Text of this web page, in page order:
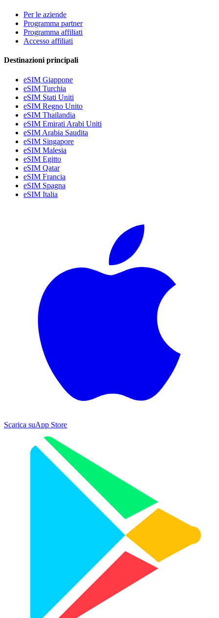
Per le aziende
Programma partner
Programma affiliati
Accesso affiliati
Destinazioni principali
eSIM Giappone
eSIM Turchia
eSIM Stati Uniti
eSIM Regno Unito
eSIM Thailandia
eSIM Emirati Arabi Uniti
eSIM Arabia Saudita
eSIM Singapore
eSIM Malesia
eSIM Egitto
eSIM Qatar
eSIM Francia
eSIM Spagna
eSIM Italia
Scarica suApp Store